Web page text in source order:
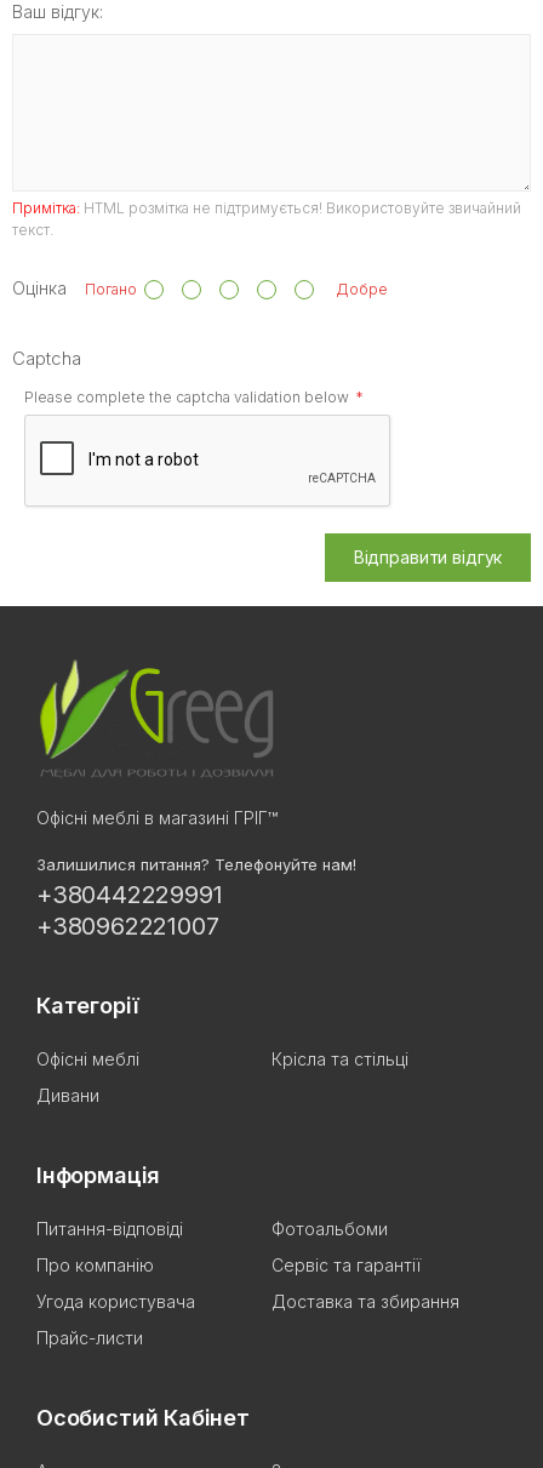
Ваш відгук:
Примітка: HTML розмітка не підтримується! Використовуйте звичайний
текст.
Оцінка Погано Добре
Captcha
Please complete the captcha validation below
Відправити відгук
Офісні меблі в магазині ГРІГ™
Залишилися питання? Телефонуйте нам!
+380442229991
+380962221007
Категорії
Офісні меблі
Крісла та стільці
Дивани
Інформація
Питання-відповіді
Фотоальбоми
Про компанію
Сервіс та гарантії
Угода користувача
Доставка та збирання
Прайс-листи
Особистий Кабінет